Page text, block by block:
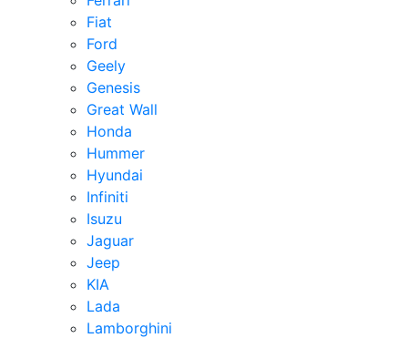
Fiat
Ford
Geely
Genesis
Great Wall
Honda
Hummer
Hyundai
Infiniti
Isuzu
Jaguar
Jeep
KIA
Lada
Lamborghini